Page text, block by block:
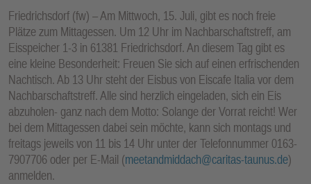
Friedrichsdorf (fw) – Am Mittwoch, 15. Juli, gibt es noch freie
Plätze zum Mittagessen. Um 12 Uhr im Nachbarschaftstreff, am
Eisspeicher 1-3 in 61381 Friedrichsdorf. An diesem Tag gibt es
eine kleine Besonderheit: Freuen Sie sich auf einen erfrischenden
Nachtisch. Ab 13 Uhr steht der Eisbus von Eiscafe Italia vor dem
Nachbarschaftstreff. Alle sind herzlich eingeladen, sich ein Eis
abzuholen- ganz nach dem Motto: Solange der Vorrat reicht! Wer
bei dem Mittagessen dabei sein möchte, kann sich montags und
freitags jeweils von 11 bis 14 Uhr unter der Telefonnummer 0163-
7907706 oder per E-Mail (meetandmiddach@caritas-taunus.de)
anmelden.
R
F
U
N
K
TI
O
N
E
N